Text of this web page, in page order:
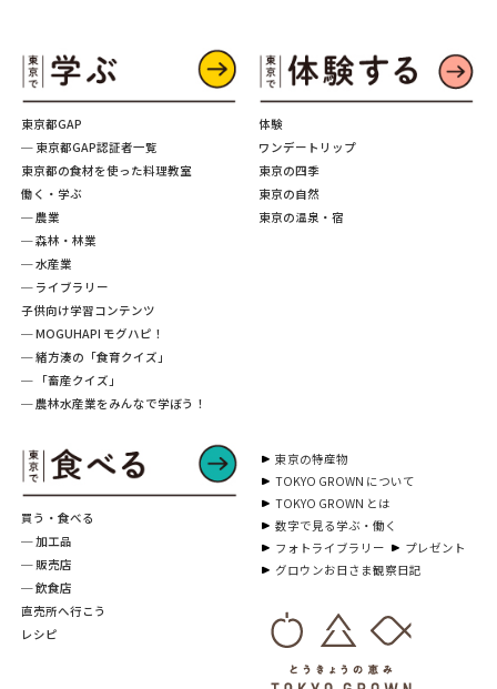
東京都GAP
─ 東京都GAP認証者一覧
東京都の食材を使った料理教室
働く・学ぶ
─ 農業
─ 森林・林業
─ 水産業
─ ライブラリー
子供向け学習コンテンツ
─ MOGUHAPI モグハピ！
─ 緒方湊の「食育クイズ」
─ 「畜産クイズ」
─ 農林水産業をみんなで学ぼう！
買う・食べる
─ 加工品
─ 販売店
─ 飲食店
直売所へ行こう
レシピ
体験
ワンデートリップ
東京の四季
東京の自然
東京の温泉・宿
東京の特産物
TOKYO GROWN について
TOKYO GROWN とは
数字で見る学ぶ・働く
フォトライブラリー
プレゼント
グロウンお日さま観察日記